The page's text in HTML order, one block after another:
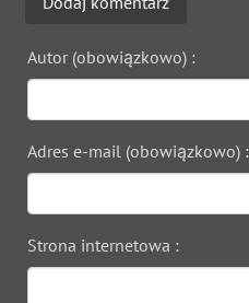
Autor (obowiązkowo) :
Adres e-mail (obowiązkowo) :
Strona internetowa :